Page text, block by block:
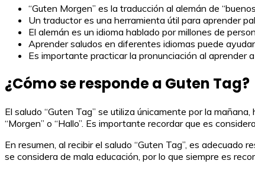
“Guten Morgen” es la traducción al alemán de
Un traductor es una herramienta útil para aprender
El alemán es un idioma hablado por millones de
Aprender saludos en diferentes idiomas puede
Es importante practicar la pronunciación al aprender
¿Cómo se responde a Guten Tag?
El saludo “Guten Tag” se utiliza únicamente por la
“Morgen” o “Hallo”. Es importante recordar que es
En resumen, al recibir el saludo “Guten Tag”, es adecuado
se considera de mala educación, por lo que siempre es